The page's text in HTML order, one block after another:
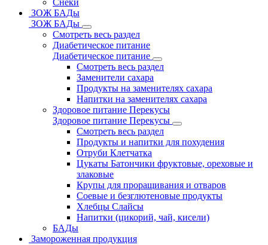
Снеки
ЗОЖ БАДы
ЗОЖ БАДы
Смотреть весь раздел
Диабетическое питание
Диабетическое питание
Смотреть весь раздел
Заменители сахара
Продукты на заменителях сахара
Напитки на заменителях сахара
Здоровое питание Перекусы
Здоровое питание Перекусы
Смотреть весь раздел
Продукты и напитки для похудения
Отруби Клетчатка
Цукаты Батончики фруктовые, ореховые и
злаковые
Крупы для проращивания и отваров
Соевые и безглютеновые продукты
Хлебцы Слайсы
Напитки (цикорий, чай, кисели)
БАДы
Замороженная продукция